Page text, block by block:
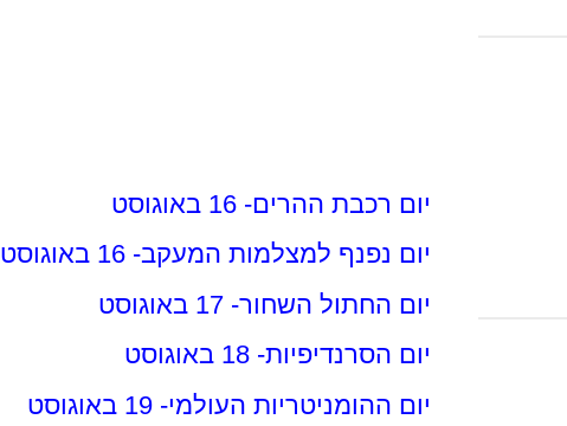
יום רכבת ההרים- 16 באוגוסט
יום נפנף למצלמות המעקב- 16 באוגוסט
יום החתול השחור- 17 באוגוסט
יום הסרנדיפיות- 18 באוגוסט
יום ההומניטריות העולמי- 19 באוגוסט